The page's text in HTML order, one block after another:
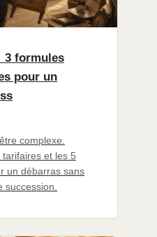
3 formules
pour un
complexe.
et les 5
un débarras sans
succession.